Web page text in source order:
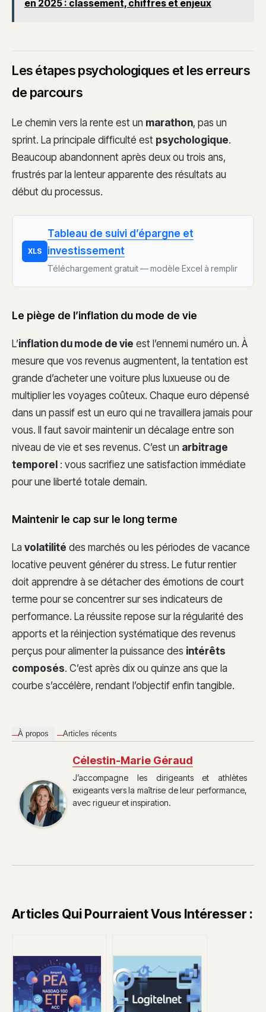
en 2025 : classement, chiffres et enjeux
Les étapes psychologiques et les erreurs
de parcours
Le chemin vers la rente est un marathon, pas un
sprint. La principale difficulté est psychologique.
Beaucoup abandonnent après deux ou trois ans,
frustrés par la lenteur apparente des résultats au
début du processus.
XLS
Tableau de suivi d’épargne et
investissement
Téléchargement gratuit — modèle Excel à remplir
Le piège de l’inflation du mode de vie
L’inflation du mode de vie est l’ennemi numéro un. À
mesure que vos revenus augmentent, la tentation est
grande d’acheter une voiture plus luxueuse ou de
multiplier les voyages coûteux. Chaque euro dépensé
dans un passif est un euro qui ne travaillera jamais pour
vous. Il faut savoir maintenir un décalage entre son
niveau de vie et ses revenus. C’est un arbitrage
temporel : vous sacrifiez une satisfaction immédiate
pour une liberté totale demain.
Maintenir le cap sur le long terme
La volatilité des marchés ou les périodes de vacance
locative peuvent générer du stress. Le futur rentier
doit apprendre à se détacher des émotions de court
terme pour se concentrer sur ses indicateurs de
performance. La réussite repose sur la régularité des
apports et la réinjection systématique des revenus
perçus pour alimenter la puissance des intérêts
composés. C’est après dix ou quinze ans que la
courbe s’accélère, rendant l’objectif enfin tangible.
À propos Articles récents
Célestin-Marie Géraud
J’accompagne les dirigeants et athlètes
exigeants vers la maîtrise de leur performance,
avec rigueur et inspiration.
Articles Qui Pourraient Vous Intéresser :